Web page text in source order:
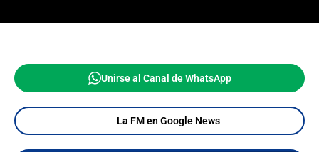
Unirse al Canal de WhatsApp
La FM en Google News